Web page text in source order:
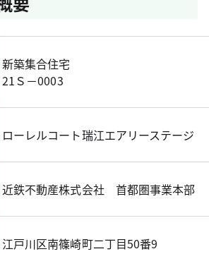
新築集合住宅
21Ｓ－0003
ローレルコート瑞江エアリーステージ
近鉄不動産株式会社 首都圏事業本部
江戸川区南篠崎町二丁目50番9